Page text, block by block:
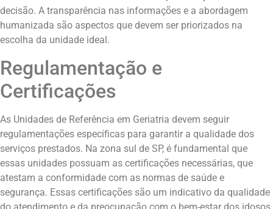
decisão. A transparência nas informações e a abordagem
humanizada são aspectos que devem ser priorizados na
escolha da unidade ideal.
Regulamentação e
Certificações
As Unidades de Referência em Geriatria devem seguir
regulamentações específicas para garantir a qualidade dos
serviços prestados. Na zona sul de SP, é fundamental que
essas unidades possuam as certificações necessárias, que
atestam a conformidade com as normas de saúde e
segurança. Essas certificações são um indicativo da qualidade